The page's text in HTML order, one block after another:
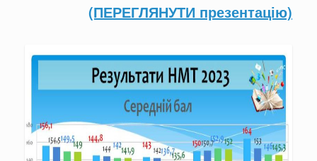
(ПЕРЕГЛЯНУТИ презентацію)